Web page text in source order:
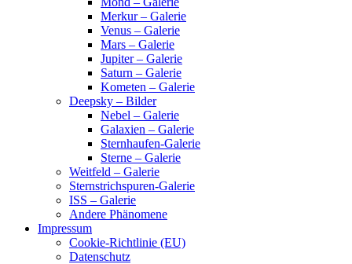
Merkur – Galerie
Venus – Galerie
Mars – Galerie
Jupiter – Galerie
Saturn – Galerie
Kometen – Galerie
Deepsky – Bilder
Nebel – Galerie
Galaxien – Galerie
Sternhaufen-Galerie
Sterne – Galerie
Weitfeld – Galerie
Sternstrichspuren-Galerie
ISS – Galerie
Andere Phänomene
Impressum
Cookie-Richtlinie (EU)
Datenschutz